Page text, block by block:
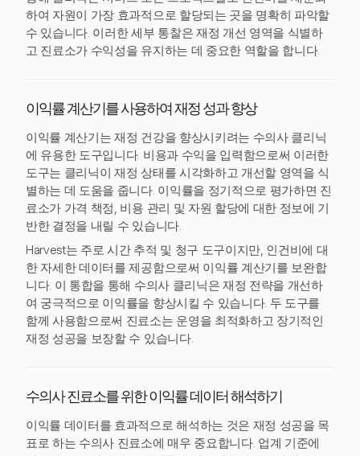
하여 자원이 가장 효과적으로 할당되는 곳을 명확히 파악할
수 있습니다. 이러한 세부 통찰은 재정 개선 영역을 식별하
고 진료소가 수익성을 유지하는 데 중요한 역할을 합니다.
이익률 계산기를 사용하여 재정 성과 향상
이익률 계산기는 재정 건강을 향상시키려는 수의사 클리닉
에 유용한 도구입니다. 비용과 수익을 입력함으로써 이러한
도구는 클리닉이 재정 상태를 시각화하고 개선할 영역을 식
별하는 데 도움을 줍니다. 이익률을 정기적으로 평가하면 진
료소가 가격 책정, 비용 관리 및 자원 할당에 대한 정보에 기
반한 결정을 내릴 수 있습니다.
Harvest는 주로 시간 추적 및 청구 도구이지만, 인건비에 대
한 자세한 데이터를 제공함으로써 이익률 계산기를 보완합
니다. 이 통합을 통해 수의사 클리닉은 재정 전략을 개선하
여 궁극적으로 이익률을 향상시킬 수 있습니다. 두 도구를
함께 사용함으로써 진료소는 운영을 최적화하고 장기적인
재정 성공을 보장할 수 있습니다.
수의사 진료소를 위한 이익률 데이터 해석하기
이익률 데이터를 효과적으로 해석하는 것은 재정 성공을 목
표로 하는 수의사 진료소에 매우 중요합니다. 업계 기준에